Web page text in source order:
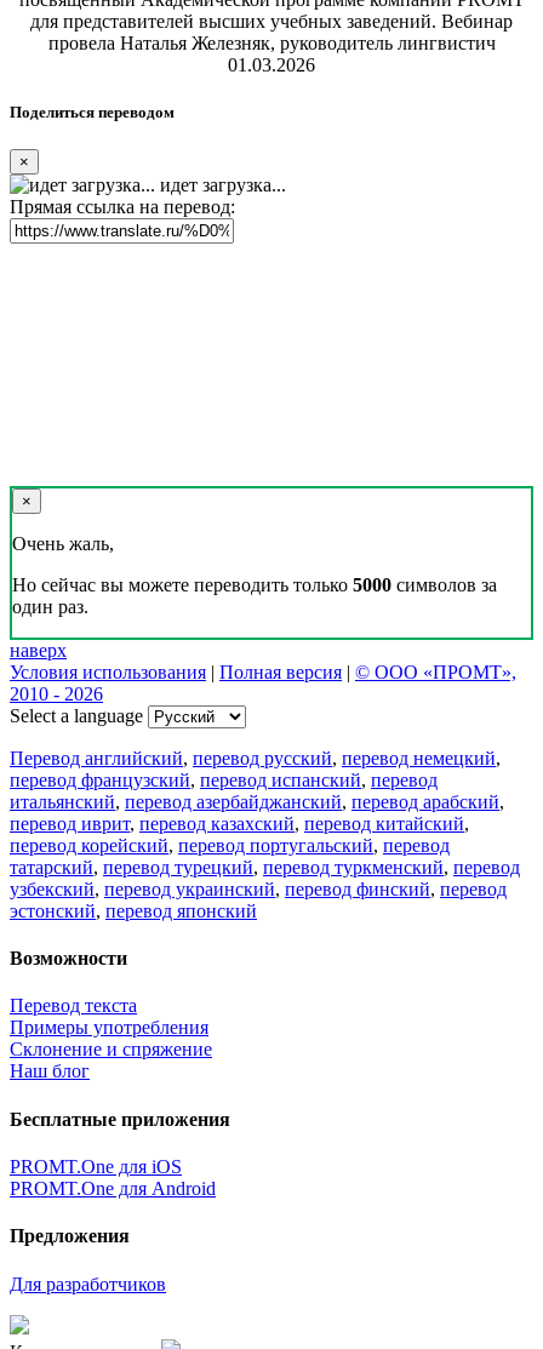
для представителей высших учебных заведений. Вебинар
провела Наталья Железняк, руководитель лингвистич
01.03.2026
Поделиться переводом
×
идет загрузка...
Прямая ссылка на перевод:
×
Очень жаль,
Но сейчас вы можете переводить только 5000 символов за
один раз.
наверх
Условия использования | Полная версия | © ООО «ПРОМТ»,
2010 - 2026
Select a language
Перевод английский, перевод русский, перевод немецкий,
перевод французский, перевод испанский, перевод
итальянский, перевод азербайджанский, перевод арабский,
перевод иврит, перевод казахский, перевод китайский,
перевод корейский, перевод португальский, перевод
татарский, перевод турецкий, перевод туркменский, перевод
узбекский, перевод украинский, перевод финский, перевод
эстонский, перевод японский
Возможности
Перевод текста
Примеры употребления
Склонение и спряжение
Наш блог
Бесплатные приложения
PROMT.One для iOS
PROMT.One для Android
Предложения
Для разработчиков